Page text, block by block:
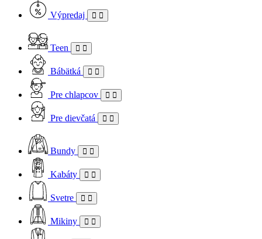
Výpredaj
Teen
Bábätká
Pre chlapcov
Pre dievčatá
Bundy
Kabáty
Svetre
Mikiny